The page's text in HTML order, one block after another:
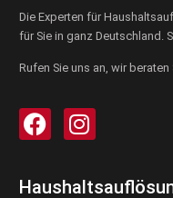
Die Experten für
für Sie in ganz Deutschland.
Rufen Sie uns an, wir beraten